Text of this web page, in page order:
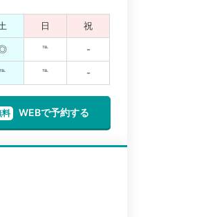
日 祝
℡ -
℡ ℡ -
料 WEBで予約する